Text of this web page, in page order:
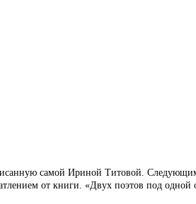
самой Ириной Титовой.
от книги. «Двух поэтов под одной